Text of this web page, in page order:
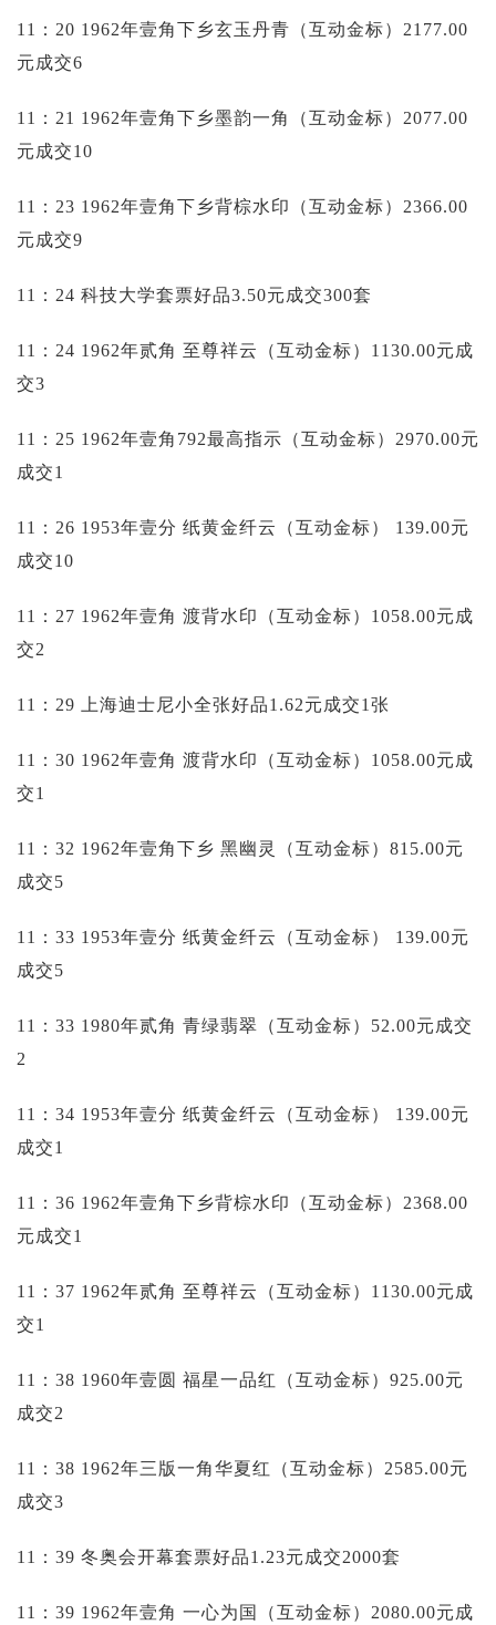
11：20 1962年壹角下乡玄玉丹青（互动金标）2177.00
元成交6
11：21 1962年壹角下乡墨韵一角（互动金标）2077.00
元成交10
11：23 1962年壹角下乡背棕水印（互动金标）2366.00
元成交9
11：24 科技大学套票好品3.50元成交300套
11：24 1962年贰角 至尊祥云（互动金标）1130.00元成
交3
11：25 1962年壹角792最高指示（互动金标）2970.00元
成交1
11：26 1953年壹分 纸黄金纤云（互动金标）
139.00元
成交10
11：27 1962年壹角 渡背水印（互动金标）1058.00元成
交2
11：29 上海迪士尼小全张好品1.62元成交1张
11：30 1962年壹角 渡背水印（互动金标）1058.00元成
交1
11：32 1962年壹角下乡 黑幽灵（互动金标）815.00元
成交5
11：33 1953年壹分 纸黄金纤云（互动金标）
139.00元
成交5
11：33 1980年贰角 青绿翡翠（互动金标）52.00元成交
2
11：34 1953年壹分 纸黄金纤云（互动金标）
139.00元
成交1
11：36 1962年壹角下乡背棕水印（互动金标）2368.00
元成交1
11：37 1962年贰角 至尊祥云（互动金标）1130.00元成
交1
11：38 1960年壹圆 福星一品红（互动金标）925.00元
成交2
11：38 1962年三版一角华夏红（互动金标）2585.00元
成交3
11：39 冬奥会开幕套票好品1.23元成交2000套
11：39 1962年壹角 一心为国（互动金标）2080.00元成